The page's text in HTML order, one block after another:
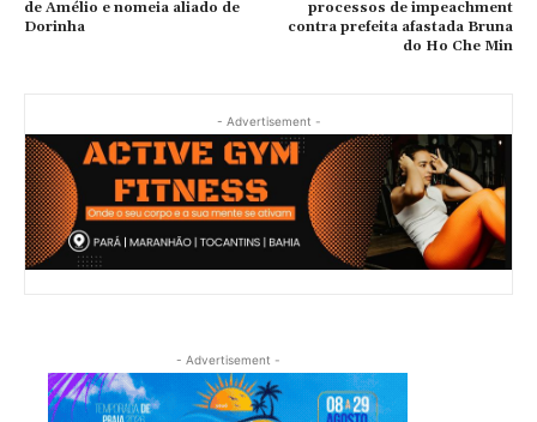
de Amélio e nomeia aliado de
Dorinha
processos de impeachment
contra prefeita afastada Bruna
do Ho Che Min
- Advertisement -
- Advertisement -